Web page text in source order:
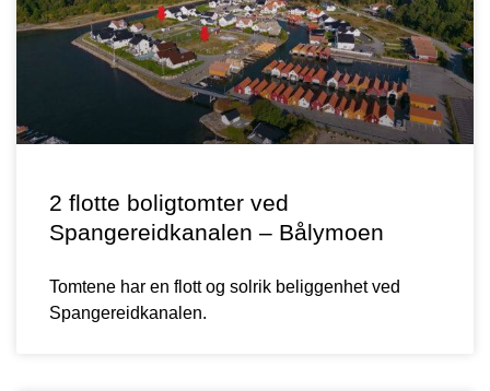
2 flotte boligtomter ved
Spangereidkanalen – Bålymoen
Tomtene har en flott og solrik beliggenhet ved
Spangereidkanalen.